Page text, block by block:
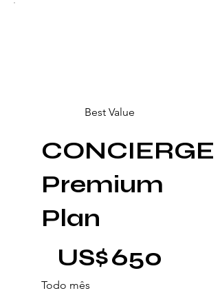
Best Value
CONCIERGE
Premium
Plan
US$650
Todo mês